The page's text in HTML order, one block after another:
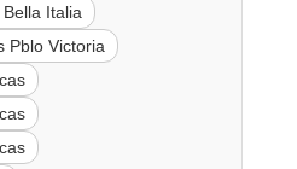
Italia
Pblo Victoria